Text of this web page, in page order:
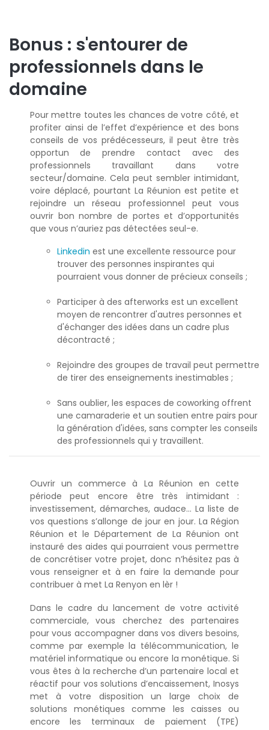
Bonus : s'entourer de
professionnels dans le
domaine
Pour mettre toutes les chances de votre côté, et
profiter ainsi de l’effet d’expérience et des bons
conseils de vos prédécesseurs, il peut être très
opportun de prendre contact avec des
professionnels travaillant dans votre
secteur/domaine. Cela peut sembler intimidant,
voire déplacé, pourtant La Réunion est petite et
rejoindre un réseau professionnel peut vous
ouvrir bon nombre de portes et d’opportunités
que vous n’auriez pas détectées seul-e.
Linkedin est une excellente ressource pour
trouver des personnes inspirantes qui
pourraient vous donner de précieux conseils ;
Participer à des afterworks est un excellent
moyen de rencontrer d'autres personnes et
d'échanger des idées dans un cadre plus
décontracté ;
Rejoindre des groupes de travail peut permettre
de tirer des enseignements inestimables ;
Sans oublier, les espaces de coworking offrent
une camaraderie et un soutien entre pairs pour
la génération d'idées, sans compter les conseils
des professionnels qui y travaillent.
Ouvrir un commerce à La Réunion en cette
période peut encore être très intimidant :
investissement, démarches, audace… La liste de
vos questions s’allonge de jour en jour. La Région
Réunion et le Département de La Réunion ont
instauré des aides qui pourraient vous permettre
de concrétiser votre projet, donc n’hésitez pas à
vous renseigner et à en faire la demande pour
contribuer à met La Renyon en lèr !
Dans le cadre du lancement de votre activité
commerciale, vous cherchez des partenaires
pour vous accompagner dans vos divers besoins,
comme par exemple la télécommunication, le
matériel informatique ou encore la monétique. Si
vous êtes à la recherche d’un partenaire local et
réactif pour vos solutions d’encaissement, Inosys
met à votre disposition un large choix de
solutions monétiques comme les caisses ou
encore les terminaux de paiement (TPE)